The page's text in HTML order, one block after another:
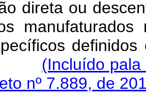
direta ou
(Incluído pala
nº 7.889, de